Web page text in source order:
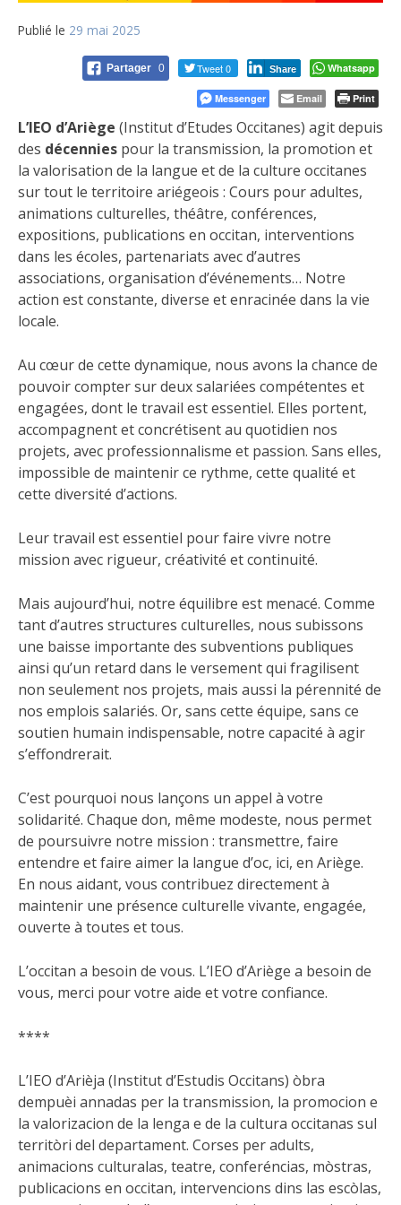
Publié le 29 mai 2025
Partager 0 Tweet 0 Share Whatsapp
Messenger Email Print
L’IEO d’Ariège (Institut d’Etudes Occitanes) agit depuis
des décennies pour la transmission, la promotion et
la valorisation de la langue et de la culture occitanes
sur tout le territoire ariégeois : Cours pour adultes,
animations culturelles, théâtre, conférences,
expositions, publications en occitan, interventions
dans les écoles, partenariats avec d’autres
associations, organisation d’événements… Notre
action est constante, diverse et enracinée dans la vie
locale.
Au cœur de cette dynamique, nous avons la chance de
pouvoir compter sur deux salariées compétentes et
engagées, dont le travail est essentiel. Elles portent,
accompagnent et concrétisent au quotidien nos
projets, avec professionnalisme et passion. Sans elles,
impossible de maintenir ce rythme, cette qualité et
cette diversité d’actions.
Leur travail est essentiel pour faire vivre notre
mission avec rigueur, créativité et continuité.
Mais aujourd’hui, notre équilibre est menacé. Comme
tant d’autres structures culturelles, nous subissons
une baisse importante des subventions publiques
ainsi qu’un retard dans le versement qui fragilisent
non seulement nos projets, mais aussi la pérennité de
nos emplois salariés. Or, sans cette équipe, sans ce
soutien humain indispensable, notre capacité à agir
s’effondrerait.
C’est pourquoi nous lançons un appel à votre
solidarité. Chaque don, même modeste, nous permet
de poursuivre notre mission : transmettre, faire
entendre et faire aimer la langue d’oc, ici, en Ariège.
En nous aidant, vous contribuez directement à
maintenir une présence culturelle vivante, engagée,
ouverte à toutes et tous.
L’occitan a besoin de vous. L’IEO d’Ariège a besoin de
vous, merci pour votre aide et votre confiance.
****
L’IEO d’Arièja (Institut d’Estudis Occitans) òbra
dempuèi annadas per la transmission, la promocion e
la valorizacion de la lenga e de la cultura occitanas sul
territòri del departament. Corses per adults,
animacions culturalas, teatre, conferéncias, mòstras,
publicacions en occitan, intervencions dins las escòlas,